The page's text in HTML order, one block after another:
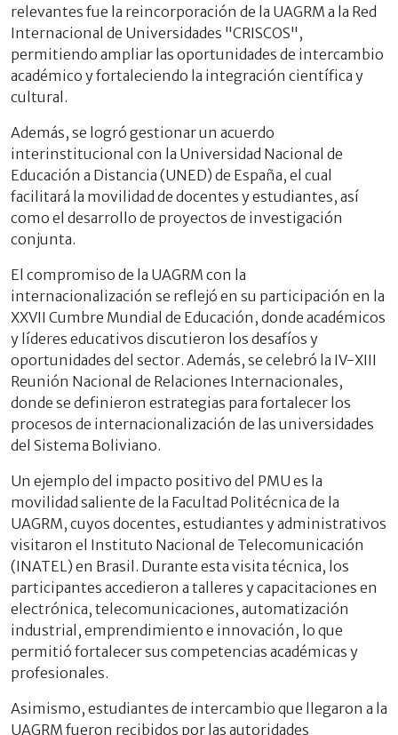
relevantes fue la reincorporación de la UAGRM a la Red
Internacional de Universidades "CRISCOS",
permitiendo ampliar las oportunidades de intercambio
académico y fortaleciendo la integración científica y
cultural.
Además, se logró gestionar un acuerdo
interinstitucional con la Universidad Nacional de
Educación a Distancia (UNED) de España, el cual
facilitará la movilidad de docentes y estudiantes, así
como el desarrollo de proyectos de investigación
conjunta.
El compromiso de la UAGRM con la
internacionalización se reflejó en su participación en la
XXVII Cumbre Mundial de Educación, donde académicos
y líderes educativos discutieron los desafíos y
oportunidades del sector. Además, se celebró la IV-XIII
Reunión Nacional de Relaciones Internacionales,
donde se definieron estrategias para fortalecer los
procesos de internacionalización de las universidades
del Sistema Boliviano.
Un ejemplo del impacto positivo del PMU es la
movilidad saliente de la Facultad Politécnica de la
UAGRM, cuyos docentes, estudiantes y administrativos
visitaron el Instituto Nacional de Telecomunicación
(INATEL) en Brasil. Durante esta visita técnica, los
participantes accedieron a talleres y capacitaciones en
electrónica, telecomunicaciones, automatización
industrial, emprendimiento e innovación, lo que
permitió fortalecer sus competencias académicas y
profesionales.
Asimismo, estudiantes de intercambio que llegaron a la
UAGRM fueron recibidos por las autoridades